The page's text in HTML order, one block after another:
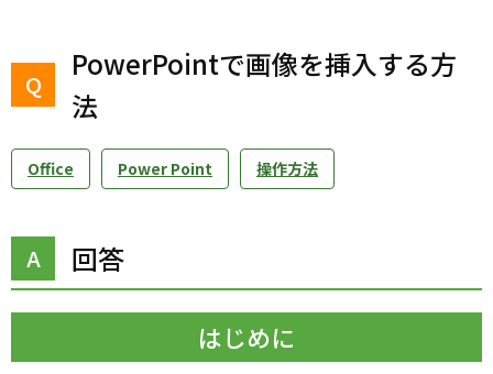
PowerPointで画像を挿入する方
法
Office Power Point 操作方法
回答
はじめに